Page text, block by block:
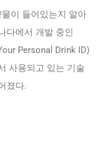
이 들어있는지 알아
다에서 개발 중인
Personal Drink ID)
사용되고 있는 기술
졌다.